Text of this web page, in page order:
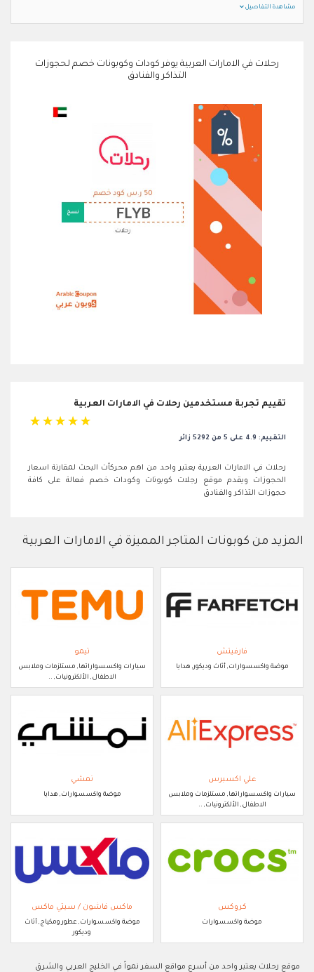
مشاهدة التفاصيل
رحلات في الامارات العربية يوفر كودات وكوبونات خصم لحجوزات
التذاكر والفنادق
تقييم تجربة مستخدمين رحلات في الامارات العربية
☆ ☆ ☆ ☆ ☆
التقييم: 4.9 على 5 من 5292 زائر
رحلات في الامارات العربية يعتبر واحد من اهم محركأت البحث لمقارنة اسعار
الحجوزات ويقدم موقع رجلات كوبونات وكودات خصم فعالة على كافة
حجوزات التذاكر والفنادق
المزيد من كوبونات المتاجر المميزة في الامارات العربية
فارفيتش
موضة واكسسوارات, أثاث وديكور, هدايا
تيمو
سيارات واكسسواراتها, مستلزمات وملابس
الاطفال, الألكترونيات, ..
علي اكسبرس
سيارات واكسسواراتها, مستلزمات وملابس
الاطفال, الألكترونيات, ..
نمشي
موضة واكسسوارات, هدايا
كروكس
موضة واكسسوارات
ماكس فاشون / سيتي ماكس
موضة واكسسوارات, عطور ومكياج, أثاث
وديكور
موقع رحلات يعتبر واحد من أسرع مواقع السفر نمواً في الخليج العربي والشرق